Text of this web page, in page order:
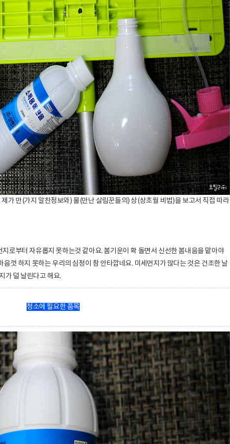
가 만(가지 알찬정보와) 물(만난 살림꾼들의) 상(상초월 비법)을 보고서 직접 따라
로부터 자유롭지 못하는것 같아요. 봄기운이 확 돌면서 신선한 봄내음을 맡아야
껏 하지 못하는 우리의 심정이 참 안타깝네요. 미세먼지가 많다는 것은 건조한 날
가 덜 날린다고 해요.
청소에 필요한 품목